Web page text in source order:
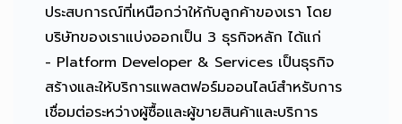
ประสบการณ์ที่เหนือกว่าให้กับลูกค้าของเรา โดย
บริษัทของเราแบ่งออกเป็น 3 ธุรกิจหลัก ได้แก่
- Platform Developer & Services เป็นธุรกิจ
สร้างและให้บริการแพลตฟอร์มออนไลน์สำหรับการ
เชื่อมต่อระหว่างผู้ซื้อและผู้ขายสินค้าและบริการ